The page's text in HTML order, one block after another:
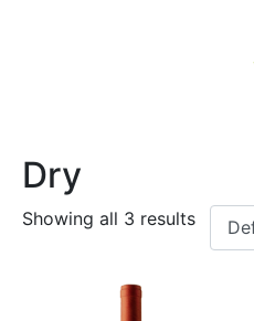
Dry
Showing all 3 results